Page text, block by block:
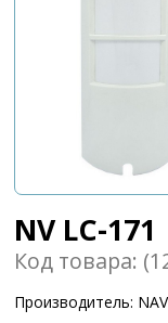
NV LC-171
Код товара:
Производитель: